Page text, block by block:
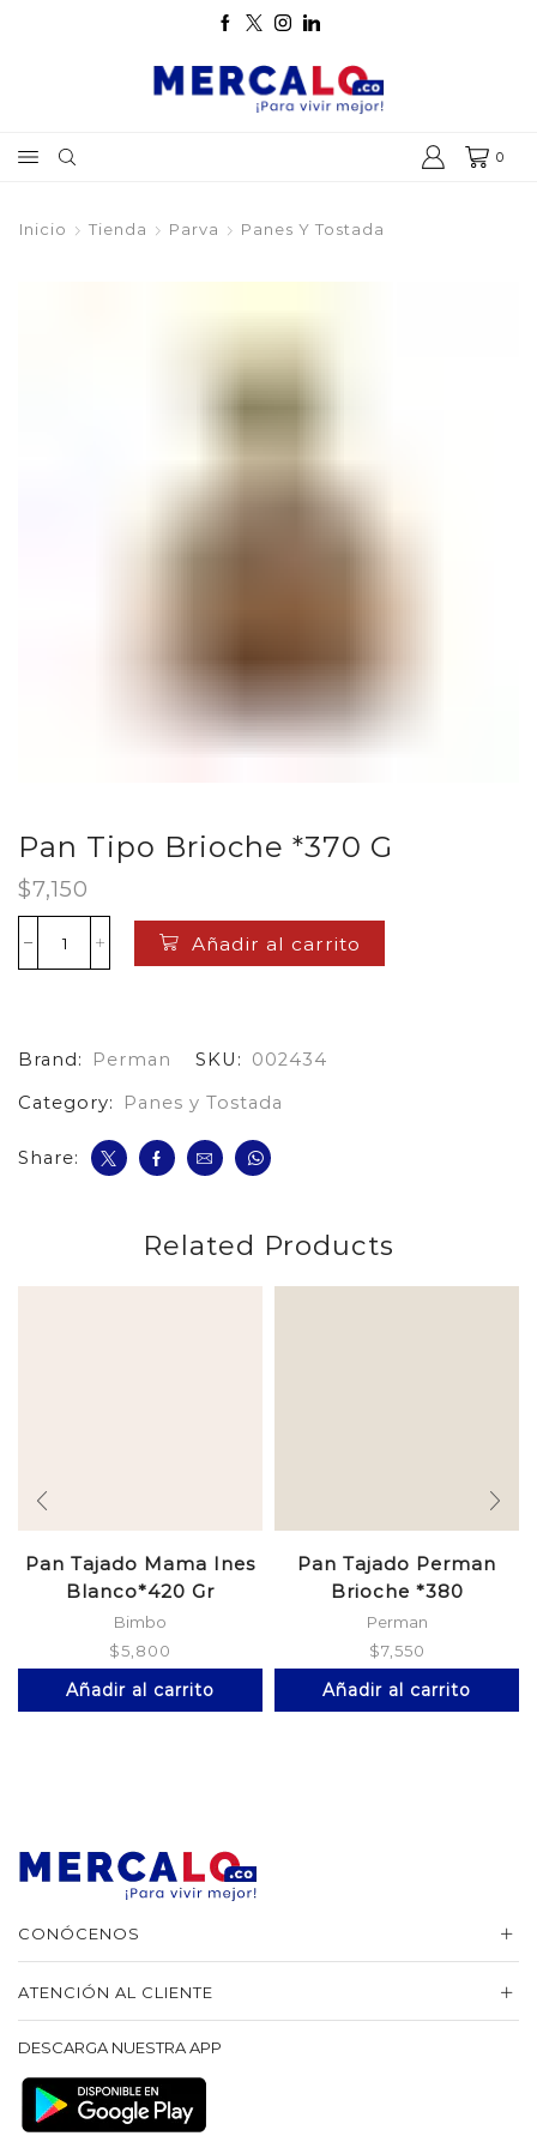
0
Inicio Tienda Parva Panes Y Tostada
Pan Tipo Brioche *370 G
$7,150
Pan
Tipo
cantidad
Añadir al carrito
Brand: Perman SKU:
002434
Category:
Panes y Tostada
Share:
Related Products
Pan Tajado Mama Ines
Blanco*420 Gr
Bimbo
$5,800
Añadir al carrito
Pan Tajado Perman
Brioche *380
Perman
$7,550
Añadir al carrito
CONÓCENOS
ATENCIÓN AL CLIENTE
DESCARGA NUESTRA APP